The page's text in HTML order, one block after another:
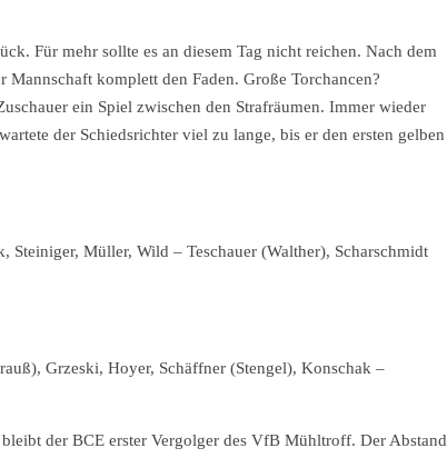
Für mehr sollte es an diesem Tag nicht reichen. Nach dem
komplett den Faden. Große Torchancen?
ein Spiel zwischen den Strafräumen. Immer wieder
der Schiedsrichter viel zu lange, bis er den ersten gelben
Steiniger, Müller, Wild – Teschauer (Walther), Scharschmidt
Grzeski, Hoyer, Schäffner (Stengel), Konschak –
der BCE erster Vergolger des VfB Mühltroff. Der Abstand